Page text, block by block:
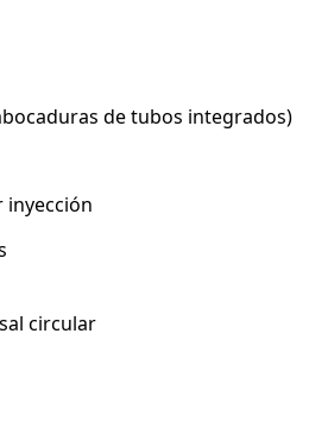
de tubos integrados)
inyección
circular